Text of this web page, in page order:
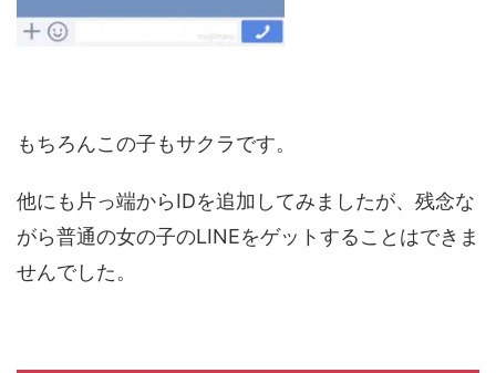
もちろんこの子もサクラです。
他にも片っ端からIDを追加してみましたが、残念な
がら普通の女の子のLINEをゲットすることはできま
せんでした。